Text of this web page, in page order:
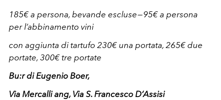
185€ a persona, bevande escluse — 95€ a persona
per l’abbinamento vini
con aggiunta di tartufo 230€ una portata, 265€ due
portate, 300€ tre portate
Bu:r di Eugenio Boer,
Via Mercalli ang, Via S. Francesco D’Assisi